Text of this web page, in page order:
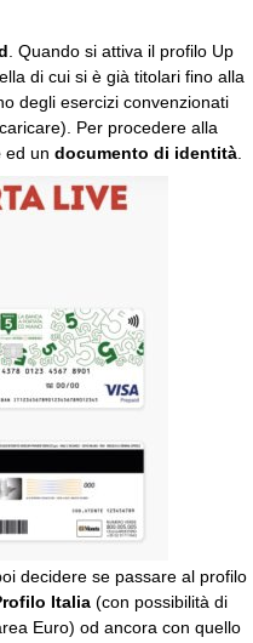
. Quando si attiva il profilo Up
di cui si è già titolari fino alla
degli esercizi convenzionati
Per procedere alla
ed un documento di identità
decidere se passare al profilo
Italia (con possibilità di
Euro) od ancora con quello